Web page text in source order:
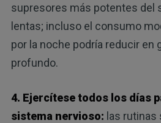
supresores más potentes del
lentas; incluso el consumo
por la noche podría reducir en
profundo.
4. Ejercítese todos los días
sistema nervioso: las rutinas